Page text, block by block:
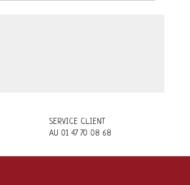
SERVICE CLIENT
AU 01 47 70 08 68